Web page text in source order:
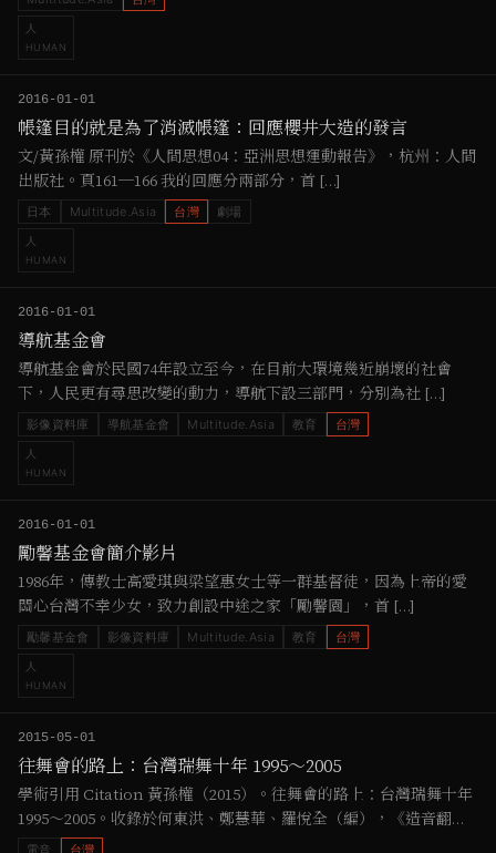
人
HUMAN
2016-01-01
帳篷目的就是為了消滅帳篷：回應櫻井大造的發言
文/黃孫權 原刊於《人間思想04：亞洲思想運動報告》，杭州：人間
出版社。頁161─166 我的回應分兩部分，首 […]
日本 Multitude.Asia 台灣 劇場
人
HUMAN
2016-01-01
導航基金會
導航基金會於民國74年設立至今，在目前大環境幾近崩壞的社會
下，人民更有尋思改變的動力，導航下設三部門，分別為社 […]
影像資料庫 導航基金會 Multitude.Asia 教育 台灣
人
HUMAN
2016-01-01
勵馨基金會簡介影片
1986年，傳教士高愛琪與梁望惠女士等一群基督徒，因為上帝的愛
關心台灣不幸少女，致力創設中途之家「勵馨園」，首 […]
勵馨基金會 影像資料庫 Multitude.Asia 教育 台灣
人
HUMAN
2015-05-01
往舞會的路上：台灣瑞舞十年 1995～2005
學術引用 Citation 黃孫權（2015）。往舞會的路上：台灣瑞舞十年
1995～2005。收錄於何東洪、鄭慧華、羅悅全（編），《造音翻
土：戰後台灣聲響文化的探索》，頁186-199，台北：遠足文化。
電音 台灣